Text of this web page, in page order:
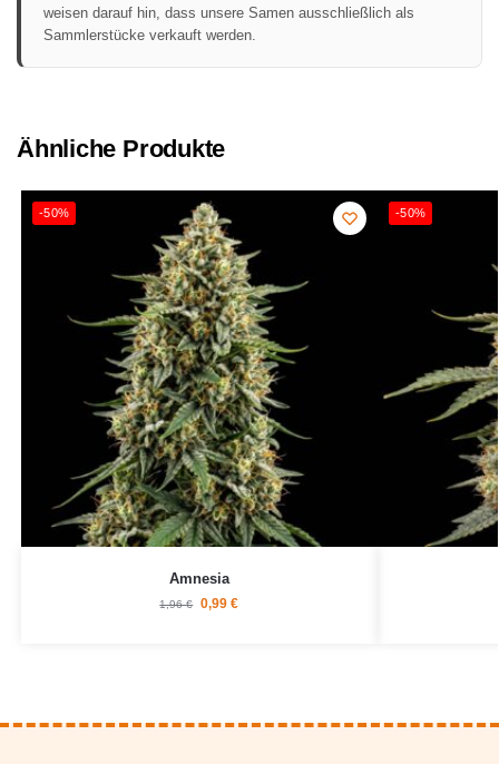
weisen darauf hin, dass unsere Samen ausschließlich als
Sammlerstücke verkauft werden.
Ähnliche Produkte
-50%
Amnesia
1,96€ 0,99€
-50%